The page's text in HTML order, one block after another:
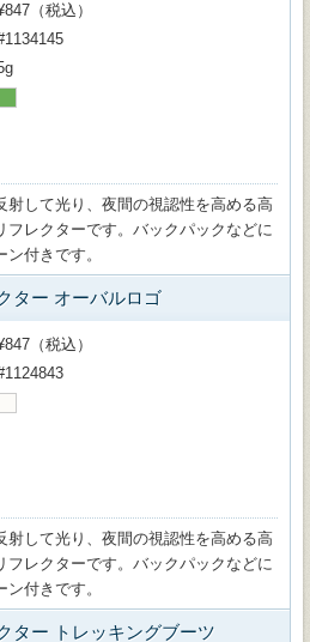
（税込）
射して光り、夜間の視認性を高める高
フレクターです。バックパックなどに
付きです。
ター オーバルロゴ
（税込）
射して光り、夜間の視認性を高める高
フレクターです。バックパックなどに
付きです。
ター トレッキングブーツ